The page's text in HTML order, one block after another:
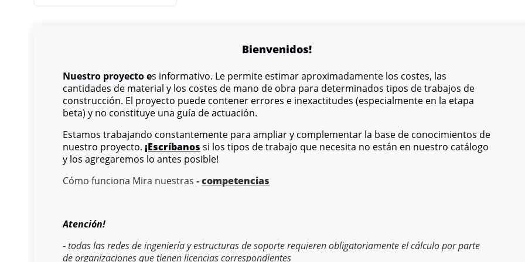
Bienvenidos!
Nuestro proyecto es informativo. Le permite estimar aproximadamente los costes, las
cantidades de material y los costes de mano de obra para determinados tipos de trabajos de
construcción. El proyecto puede contener errores e inexactitudes (especialmente en la etapa
beta) y no constituye una guía de actuación.
Estamos trabajando constantemente para ampliar y complementar la base de conocimientos de
nuestro proyecto. ¡Escríbanos si los tipos de trabajo que necesita no están en nuestro catálogo
y los agregaremos lo antes posible!
Cómo funciona Mira nuestras -competencias
Atención!
- todas las redes de ingeniería y estructuras de soporte requieren obligatoriamente el cálculo por parte
de organizaciones que tienen licencias correspondientes